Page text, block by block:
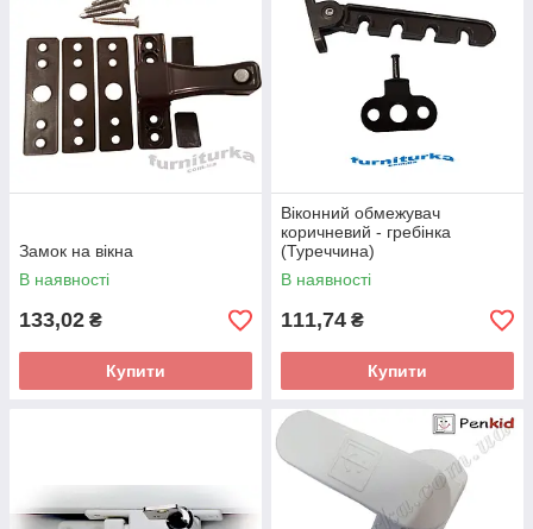
Замок на вікна
В наявності
133,02 ₴
Купити
Віконний обмежувач
коричневий - гребінка
(Туреччина)
В наявності
111,74 ₴
Купити